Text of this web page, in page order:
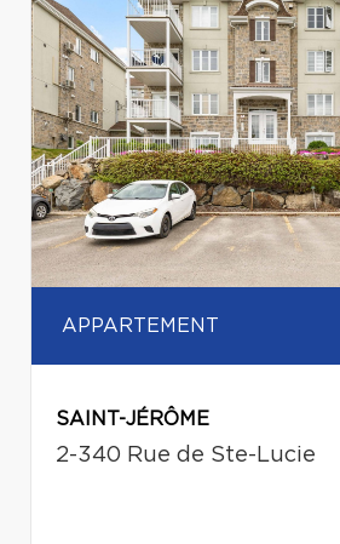
APPARTEMENT
SAINT-JÉRÔME
2-340 Rue de Ste-Lucie